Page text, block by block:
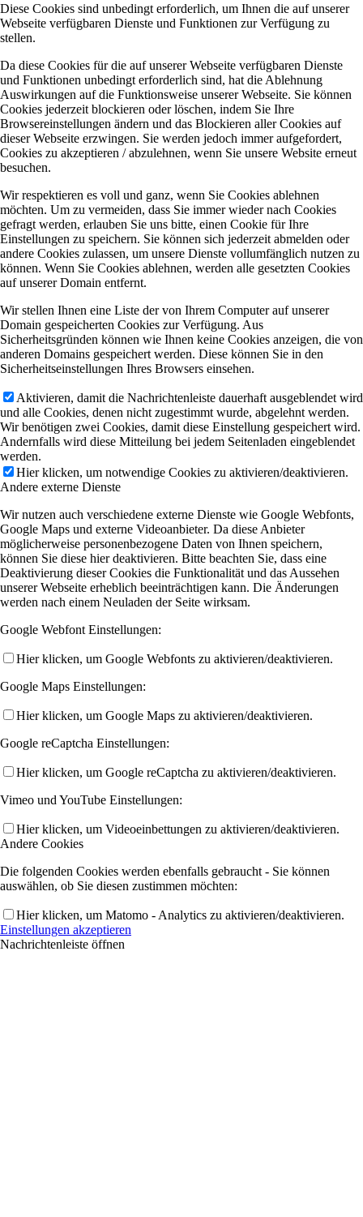
Diese Cookies sind unbedingt erforderlich, um Ihnen die auf unserer
Webseite verfügbaren Dienste und Funktionen zur Verfügung zu
stellen.
Da diese Cookies für die auf unserer Webseite verfügbaren Dienste
und Funktionen unbedingt erforderlich sind, hat die Ablehnung
Auswirkungen auf die Funktionsweise unserer Webseite. Sie können
Cookies jederzeit blockieren oder löschen, indem Sie Ihre
Browsereinstellungen ändern und das Blockieren aller Cookies auf
dieser Webseite erzwingen. Sie werden jedoch immer aufgefordert,
Cookies zu akzeptieren / abzulehnen, wenn Sie unsere Website erneut
besuchen.
Wir respektieren es voll und ganz, wenn Sie Cookies ablehnen
möchten. Um zu vermeiden, dass Sie immer wieder nach Cookies
gefragt werden, erlauben Sie uns bitte, einen Cookie für Ihre
Einstellungen zu speichern. Sie können sich jederzeit abmelden oder
andere Cookies zulassen, um unsere Dienste vollumfänglich nutzen zu
können. Wenn Sie Cookies ablehnen, werden alle gesetzten Cookies
auf unserer Domain entfernt.
Wir stellen Ihnen eine Liste der von Ihrem Computer auf unserer
Domain gespeicherten Cookies zur Verfügung. Aus
Sicherheitsgründen können wie Ihnen keine Cookies anzeigen, die von
anderen Domains gespeichert werden. Diese können Sie in den
Sicherheitseinstellungen Ihres Browsers einsehen.
Aktivieren, damit die Nachrichtenleiste dauerhaft ausgeblendet wird
und alle Cookies, denen nicht zugestimmt wurde, abgelehnt werden.
Wir benötigen zwei Cookies, damit diese Einstellung gespeichert wird.
Andernfalls wird diese Mitteilung bei jedem Seitenladen eingeblendet
werden.
Hier klicken, um notwendige Cookies zu aktivieren/deaktivieren.
Andere externe Dienste
Wir nutzen auch verschiedene externe Dienste wie Google Webfonts,
Google Maps und externe Videoanbieter. Da diese Anbieter
möglicherweise personenbezogene Daten von Ihnen speichern,
können Sie diese hier deaktivieren. Bitte beachten Sie, dass eine
Deaktivierung dieser Cookies die Funktionalität und das Aussehen
unserer Webseite erheblich beeinträchtigen kann. Die Änderungen
werden nach einem Neuladen der Seite wirksam.
Google Webfont Einstellungen:
Hier klicken, um Google Webfonts zu aktivieren/deaktivieren.
Google Maps Einstellungen:
Hier klicken, um Google Maps zu aktivieren/deaktivieren.
Google reCaptcha Einstellungen:
Hier klicken, um Google reCaptcha zu aktivieren/deaktivieren.
Vimeo und YouTube Einstellungen:
Hier klicken, um Videoeinbettungen zu aktivieren/deaktivieren.
Andere Cookies
Die folgenden Cookies werden ebenfalls gebraucht - Sie können
auswählen, ob Sie diesen zustimmen möchten:
Hier klicken, um Matomo - Analytics zu aktivieren/deaktivieren.
Einstellungen akzeptieren
Nachrichtenleiste öffnen